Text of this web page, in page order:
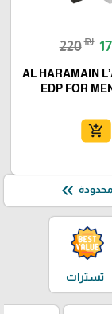
220₪
AL HARAMAIN
EDP FOR
add_shopping_cart
keyboard_double_arrow_left
تسترات